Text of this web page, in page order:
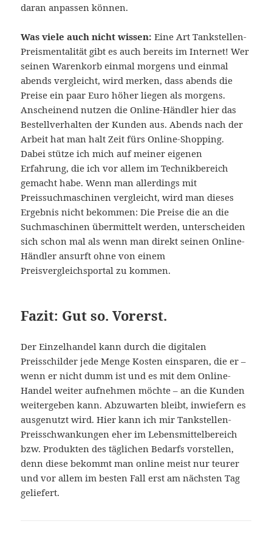
daran anpassen können.
Was viele auch nicht wissen: Eine Art Tankstellen-
Preismentalität gibt es auch bereits im Internet! Wer
seinen Warenkorb einmal morgens und einmal
abends vergleicht, wird merken, dass abends die
Preise ein paar Euro höher liegen als morgens.
Anscheinend nutzen die Online-Händler hier das
Bestellverhalten der Kunden aus. Abends nach der
Arbeit hat man halt Zeit fürs Online-Shopping.
Dabei stütze ich mich auf meiner eigenen
Erfahrung, die ich vor allem im Technikbereich
gemacht habe. Wenn man allerdings mit
Preissuchmaschinen vergleicht, wird man dieses
Ergebnis nicht bekommen: Die Preise die an die
Suchmaschinen übermittelt werden, unterscheiden
sich schon mal als wenn man direkt seinen Online-
Händler ansurft ohne von einem
Preisvergleichsportal zu kommen.
Fazit: Gut so. Vorerst.
Der Einzelhandel kann durch die digitalen
Preisschilder jede Menge Kosten einsparen, die er –
wenn er nicht dumm ist und es mit dem Online-
Handel weiter aufnehmen möchte – an die Kunden
weitergeben kann. Abzuwarten bleibt, inwiefern es
ausgenutzt wird. Hier kann ich mir Tankstellen-
Preisschwankungen eher im Lebensmittelbereich
bzw. Produkten des täglichen Bedarfs vorstellen,
denn diese bekommt man online meist nur teurer
und vor allem im besten Fall erst am nächsten Tag
geliefert.